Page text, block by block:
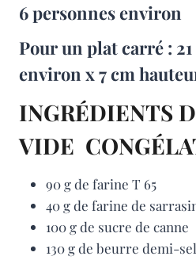
6 personnes environ
Pour un plat carré : 21
environ x 7 cm
INGRÉDIENTS
VIDE
90 g de farine T 65
40 g de farine de
100 g de sucre de canne
130 g de beurre demi-sel